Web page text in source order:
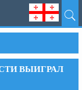
ВЫИГРАЛ